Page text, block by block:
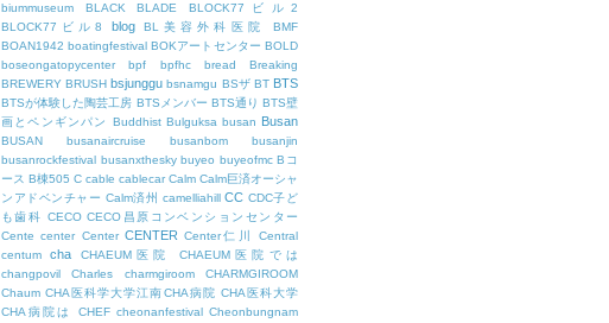
biummuseum
BLACK BLADE
BLOCK77ビル2
BLOCK77ビル8
blog BL美容外科医院
BMF
BOAN1942 boatingfestival BOKアートセンター BOLD
boseongatopycenter
bpf bpfhc bread
Breaking
BREWERY BRUSH bsjunggu bsnamgu BSザ BT BTS
BTSが体験した陶芸工房 BTSメンバー BTS通り BTS壁
画とペンギンパン
Buddhist Bulguksa busan Busan
BUSAN busanaircruise busanbom
busanjin
busanrockfestival busanxthesky buyeo buyeofmc Bコ
ース B棟505 C cable cablecar Calm Calm巨済オーシャ
ンアドベンチャー Calm済州 camelliahill CC CDC子ど
も歯科 CECO CECO昌原コンベンションセンター
Cente center Center CENTER Center仁川
Central
centum
cha CHAEUM医院
CHAEUM医院では
changpovil
Charles charmgiroom
CHARMGIROOM
Chaum CHA医科学大学江南CHA病院 CHA医科大学
CHA病院は
CHEF cheonanfestival Cheonbungnam